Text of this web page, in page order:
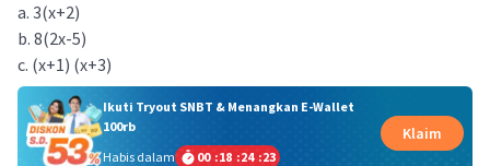
a. 3(x+2)
b. 8(2x-5)
c. (x+1) (x+3)
Ikuti Tryout SNBT & Menangkan E-Wallet
100rb
Habis dalam
00 :18 :24 :23
Klaim